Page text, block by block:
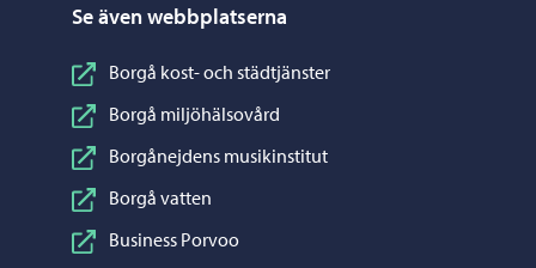
Se även webbplatserna
Borgå kost- och städtjänster
Borgå miljöhälsovård
Borgånejdens musikinstitut
Borgå vatten
Business Porvoo